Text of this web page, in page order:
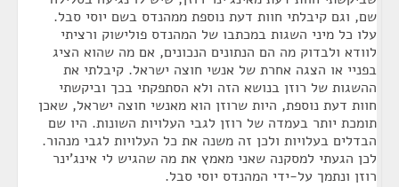
שם, וגם קיבלתי חוות דעת נוספת ממהנדס בשם יוסי סבל.
עלו כל מיני השגות במכתבו של המהנדס פולישוק ורציתי
לוודא ולבדוק מה הם הנתונים הנכונים, אם מה שהוא הציג
בפניי או הצגה אחרת של אנשי חוצה ישראל. קיבלתי את
ההשגות של רוזן בנושא הזה ולא הסתפקתי בכך וביקשתי
חוות דעת נוספת, היות שרוזן הוא מאנשי חוצה ישראל, שאכן
תומכת יותר בעמדה של רוזן לגבי העלויות השונות. היו שם
הבדלים בעלויות ולכן זה משנה את כל העלויות לגבי מנהור.
לכן הגעתי למסקנה שאני מאמץ את מה שהגיש לי אינג'ינר
רוזן ונתמך על-ידי המהנדס יוסי סבל.